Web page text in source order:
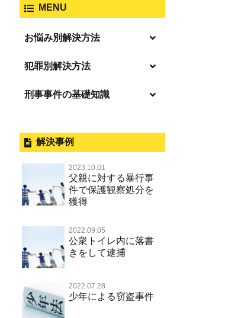
MENU
お悩み別解決方法
逮捕の不安や悩み
無実・無罪を証明してほしい
示談で解決してほしい
執行猶予にしてほしい
事件のことを秘密にしたい
被害届・告訴・告発されたら
自首・出頭したい
犯罪別解決方法
事件別－暴力事件
過失致死・過失傷害
器物損壊
脅迫・強要
業務妨害罪
公務執行妨害罪
殺人
暴行・傷害
性犯罪 TOP
淫行・援助交際（児童買春、淫行
条例、児童福祉法違反）
不同意性交等罪（旧 強制性交等
交等罪
不同意わいせつ（旧 強制わいせ
つ，準強制わいせつ）
公然わいせつ罪，わいせつ物頒布
等罪，淫行勧誘罪
事件別－財産犯
財産犯 TOP
横領 背任
電子計算機使用詐欺等）
強盗罪
知的財産と刑事事件
事件別－薬物事件
薬物事件 TOP
覚せい剤
危険ドラッグ
大麻
麻薬及び向精神薬
事件別－交通違反・交通事故
交通違反・交通事故 TOP
交通事故 交通違反と刑事事件
人身事故・死亡事故
その他 TOP
児童虐待・保護責任者遺棄
刑事事件の基礎知識
刑事裁判の概要・手続
公務員の逮捕・刑事事件
控訴・上告
国選弁護士と私選弁護士の違い
裁判員裁判
司法取引・刑事免責
少年事件の手続と特色
解決事例
2023.10.01
父親に対する暴行事
件で保護観察処分を
獲得
2022.09.05
公衆トイレ内に落書
きをして逮捕
2022.07.28
少年による窃盗事件